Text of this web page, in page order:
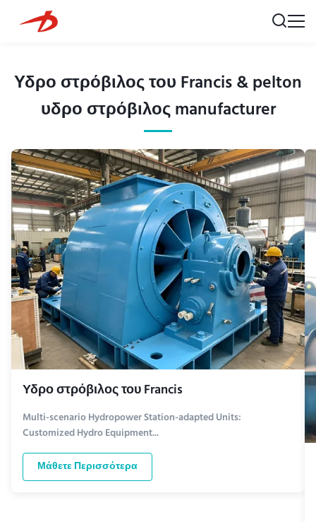
Υδρο στρόβιλος του Francis & pelton
υδρο στρόβιλος manufacturer
Υδρο στρόβιλος του Francis
Multi-scenario Hydropower Station-adapted Units:
Customized Hydro Equipment...
Μάθετε Περισσότερα